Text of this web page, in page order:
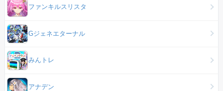
ファンキルスリスタ
Gジェネエターナル
みんトレ
アナデン